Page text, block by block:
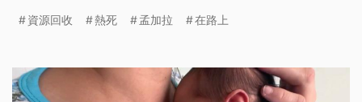
資源回收 熱死 孟加拉 在路上